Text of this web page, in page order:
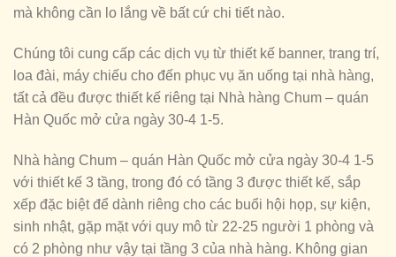
mà không cần lo lắng về bất cứ chi tiết nào.
Chúng tôi cung cấp các dịch vụ từ thiết kế banner, trang trí,
loa đài, máy chiếu cho đến phục vụ ăn uống tại nhà hàng,
tất cả đều được thiết kế riêng tại Nhà hàng Chum – quán
Hàn Quốc mở cửa ngày 30-4 1-5.
Nhà hàng Chum – quán Hàn Quốc mở cửa ngày 30-4 1-5
với thiết kế 3 tầng, trong đó có tầng 3 được thiết kế, sắp
xếp đặc biệt để dành riêng cho các buổi hội họp, sự kiện,
sinh nhật, gặp mặt với quy mô từ 22-25 người 1 phòng và
có 2 phòng như vậy tại tầng 3 của nhà hàng. Không gian